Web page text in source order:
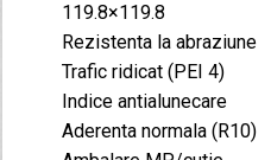
119.8×119.8
Rezistenta la abraziune
Trafic ridicat (PEI 4)
Indice antialunecare
Aderenta normala (R10)